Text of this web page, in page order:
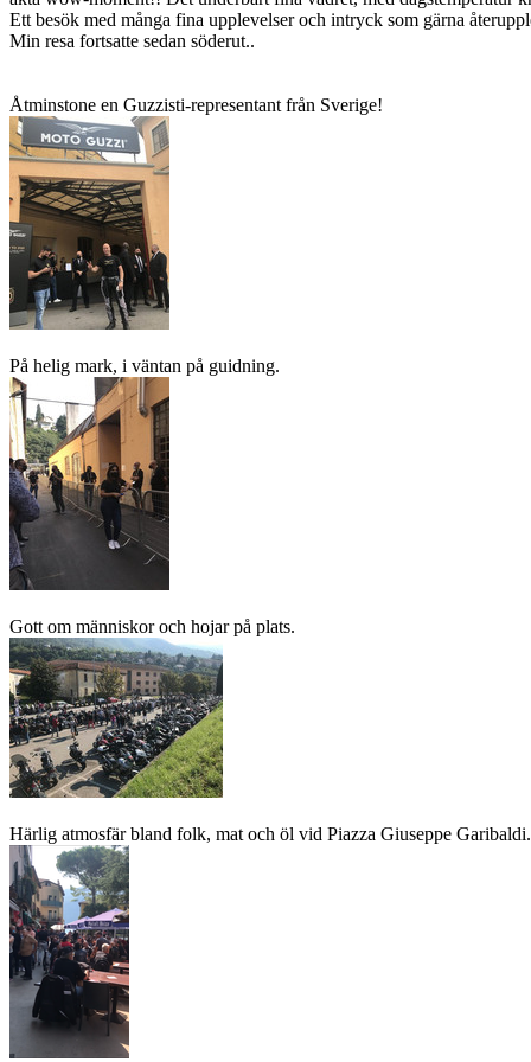
Ett besök med många fina upplevelser och intryck som gärna
Min resa fortsatte sedan söderut..
Åtminstone en Guzzisti-representant från Sverige!
På helig mark, i väntan på guidning.
Gott om människor och hojar på plats.
Härlig atmosfär bland folk, mat och öl vid Piazza Giuseppe